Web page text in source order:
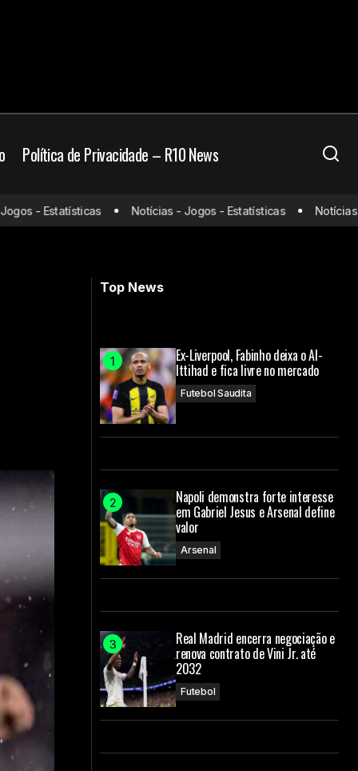
Política de Privacidade – R10 News
e destaca
Internacional vence Athletic em jogo
movimentado e avança às oitavas da
- Estatísticas Notícias - Jogos - Estatísticas Notícias -
Top News
Ex-Liverpool, Fabinho deixa o Al-
Ittihad e fica livre no mercado
Futebol Saudita
Napoli demonstra forte interesse
em Gabriel Jesus e Arsenal define
valor
Arsenal
Real Madrid encerra negociação e
renova contrato de Vini Jr. até
2032
Futebol